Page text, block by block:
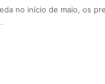
no início de maio, os